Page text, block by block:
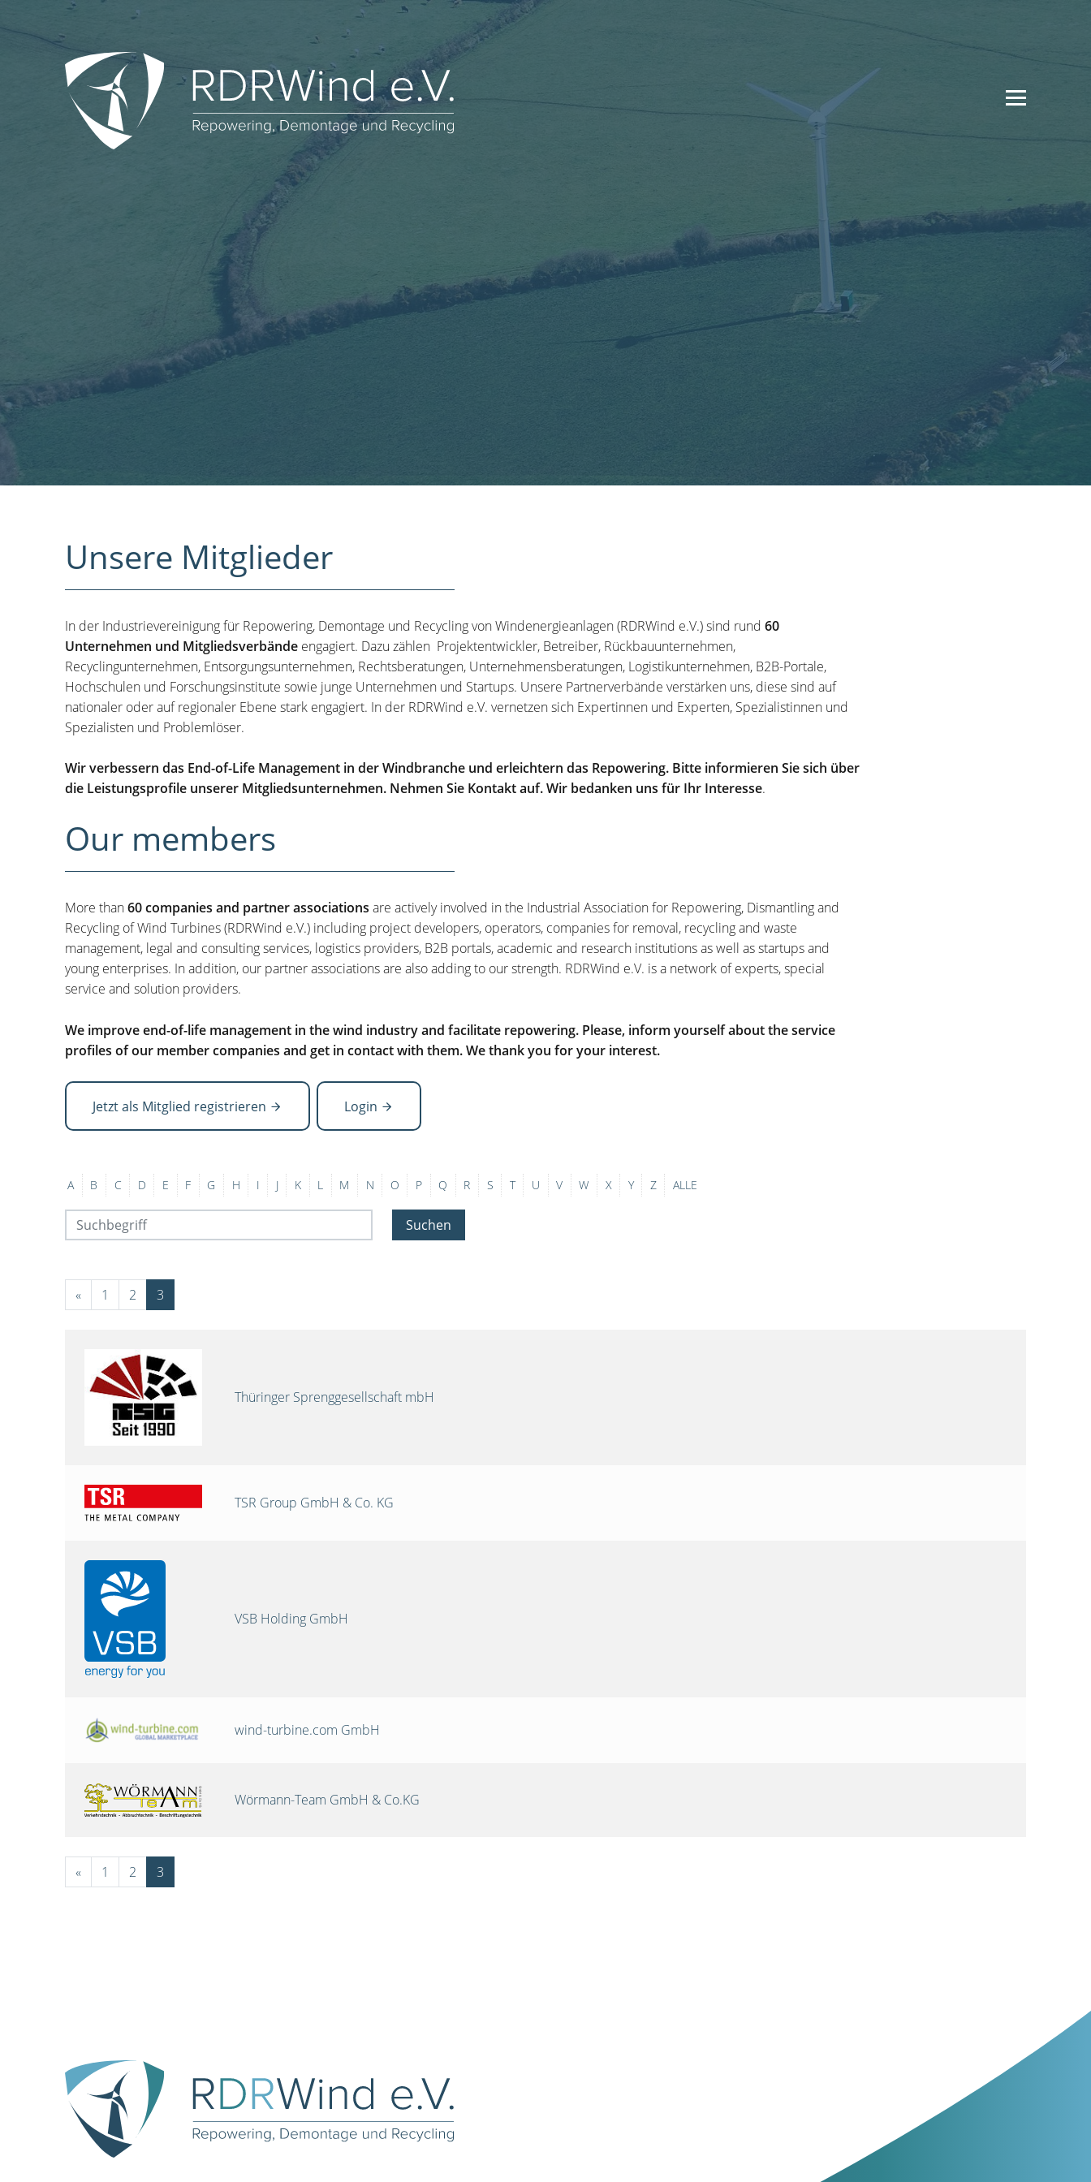
Unsere Mitglieder
In der Industrievereinigung für Repowering, Demontage und Recycling von Windenergieanlagen (RDRWind e.V.) sind rund 60
Unternehmen und Mitgliedsverbände engagiert. Dazu zählen Projektentwickler, Betreiber, Rückbauunternehmen,
Recyclingunternehmen, Entsorgungsunternehmen, Rechtsberatungen, Unternehmensberatungen, Logistikunternehmen, B2B-Portale,
Hochschulen und Forschungsinstitute sowie junge Unternehmen und Startups. Unsere Partnerverbände verstärken uns, diese sind auf
nationaler oder auf regionaler Ebene stark engagiert. In der RDRWind e.V. vernetzen sich Expertinnen und Experten, Spezialistinnen und
Spezialisten und Problemlöser.
Wir verbessern das End-of-Life Management in der Windbranche und erleichtern das Repowering. Bitte informieren Sie sich über
die Leistungsprofile unserer Mitgliedsunternehmen. Nehmen Sie Kontakt auf. Wir bedanken uns für Ihr Interesse.
Our members
More than60 companies and partner associations are actively involved in the Industrial Association for Repowering, Dismantling and
Recycling of Wind Turbines (RDRWind e.V.) including project developers, operators, companies for removal, recycling and waste
management, legal and consulting services, logistics providers, B2B portals, academic and research institutions as well as startups and
young enterprises. In addition, our partner associations are also adding to our strength. RDRWind e.V. is a network of experts, special
service and solution providers.
We improve end-of-life management in the wind industry and facilitate repowering. Please, inform yourself about the service
profiles of our member companies and get in contact with them. We thank you for your interest.
Jetzt als Mitglied registrieren Login
A B C D E F G H I J K L M N O P Q R S T U V W X Y Z ALLE
Suchen
« 1 2 3
Thüringer Sprenggesellschaft mbH
TSR Group GmbH & Co. KG
VSB Holding GmbH
wind-turbine.com GmbH
Wörmann-Team GmbH & Co.KG
« 1 2 3